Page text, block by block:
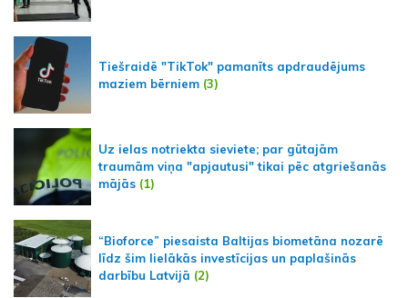
Tiešraidē "TikTok" pamanīts apdraudējums
maziem bērniem (3)
Uz ielas notriekta sieviete; par gūtajām
traumām viņa "apjautusi" tikai pēc atgriešanās
mājās (1)
“Bioforce” piesaista Baltijas biometāna nozarē
līdz šim lielākās investīcijas un paplašinās
darbību Latvijā (2)